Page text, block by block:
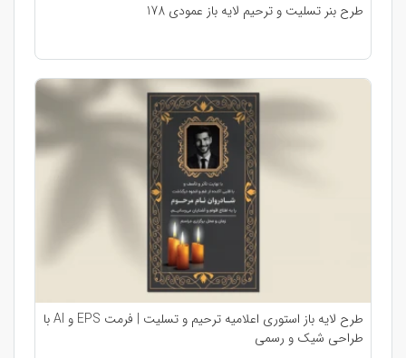
طرح بنر تسلیت و ترحیم لایه باز عمودی 178
طرح لایه باز استوری اعلامیه ترحیم و تسلیت | فرمت EPS و AI با
طراحی شیک و رسمی